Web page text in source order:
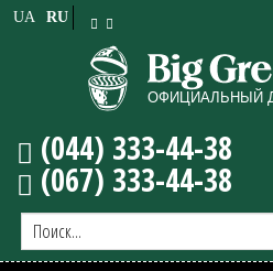
RU
UA
(044) 333-44-38
(067) 333-44-38